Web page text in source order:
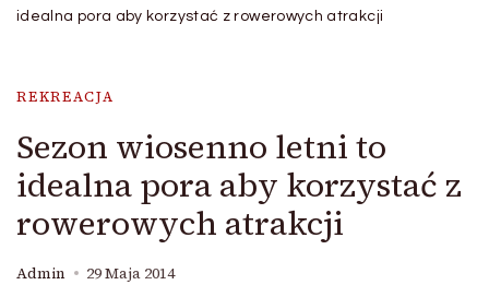
idealna pora aby korzystać z rowerowych atrakcji
REKREACJA
Sezon wiosenno letni to
idealna pora aby korzystać z
rowerowych atrakcji
Admin 29 Maja 2014